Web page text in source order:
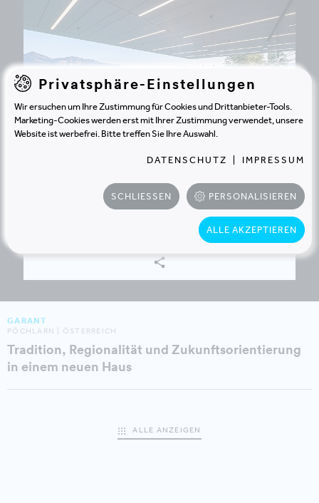
WOLFURT | ÖSTERREICH
Mit der neuen Unternehmenszentrale
GARANT
PÖCHLARN | ÖSTERREICH
Tradition, Regionalität und Zukunftsorientierung
in einem neuen Haus
ALLE ANZEIGEN
Privatsphäre-Einstellungen
Wir ersuchen um Ihre Zustimmung für Cookies und Drittanbieter-Tools.
Marketing-Cookies werden erst mit Ihrer Zustimmung verwendet, unsere
Website ist werbefrei. Bitte treffen Sie Ihre Auswahl.
DATENSCHUTZ IMPRESSUM
SCHLIESSEN PERSONALISIEREN
ALLE AKZEPTIEREN